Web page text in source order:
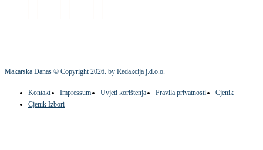
Makarska Danas © Copyright2026. by Redakcija j.d.o.o.
Kontakt Impressum Uvjeti korištenja Pravila privatnosti
Cjenik
Cjenik Izbori